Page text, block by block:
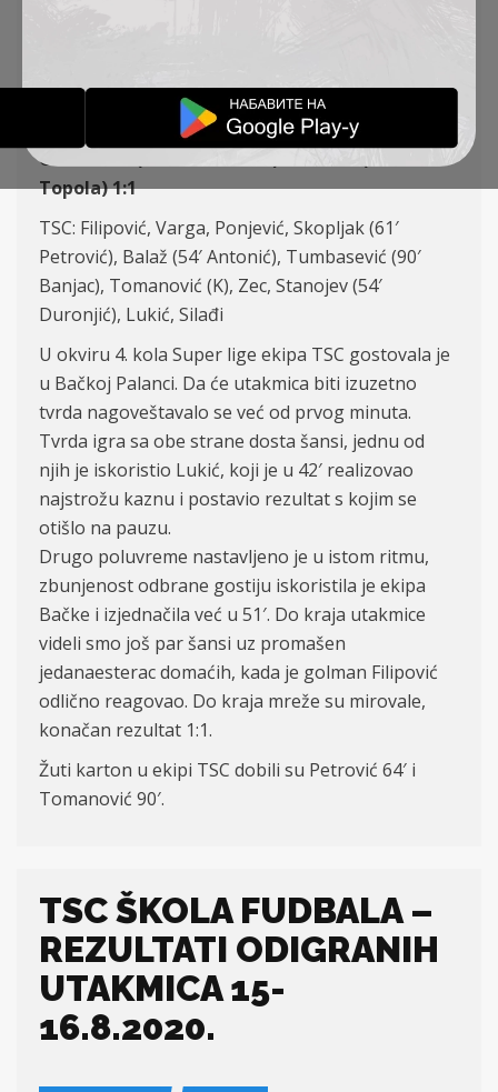
17-08-2020
OFK Bačka (Bačka Palanka) – FK TSC (Bačka
Topola) 1:1
TSC: Filipović, Varga, Ponjević, Skopljak (61′
Petrović), Balaž (54′ Antonić), Tumbasević (90′
Banjac), Tomanović (K), Zec, Stanojev (54′
Duronjić), Lukić, Silađi
U okviru 4. kola Super lige ekipa TSC gostovala je
u Bačkoj Palanci. Da će utakmica biti izuzetno
tvrda nagoveštavalo se već od prvog minuta.
Tvrda igra sa obe strane dosta šansi, jednu od
njih je iskoristio Lukić, koji je u 42′ realizovao
najstrožu kaznu i postavio rezultat s kojim se
otišlo na pauzu.
Drugo poluvreme nastavljeno je u istom ritmu,
zbunjenost odbrane gostiju iskoristila je ekipa
Bačke i izjednačila već u 51′. Do kraja utakmice
videli smo još par šansi uz promašen
jedanaesterac domaćih, kada je golman Filipović
odlično reagovao. Do kraja mreže su mirovale,
konačan rezultat 1:1.
Žuti karton u ekipi TSC dobili su Petrović 64′ i
Tomanović 90′.
TSC ŠKOLA FUDBALA –
REZULTATI ODIGRANIH
UTAKMICA 15-
16.8.2020.